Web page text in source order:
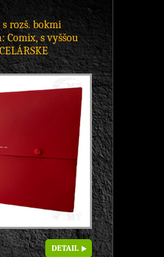
rozš. bokmi
Comix, s vyššou
DETAIL